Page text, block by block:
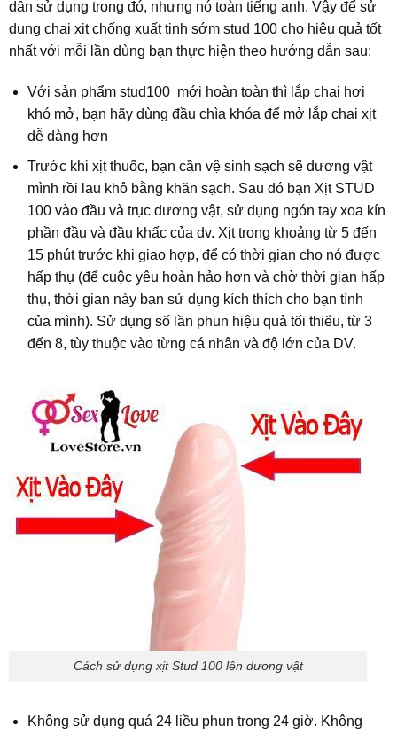
dẫn sử dụng trong đó, nhưng nó toàn tiếng anh. Vậy để sử
dụng chai xịt chống xuất tinh sớm stud 100 cho hiệu quả tốt
nhất với mỗi lần dùng bạn thực hiện theo hướng dẫn sau:
Với sản phẩm stud100 mới hoàn toàn thì lắp chai hơi
khó mở, bạn hãy dùng đầu chìa khóa để mở lắp chai xịt
dễ dàng hơn
Trước khi xịt thuốc, bạn cần vệ sinh sạch sẽ dương vật
mình rồi lau khô bằng khăn sạch. Sau đó bạn Xịt STUD
100 vào đầu và trục dương vật, sử dụng ngón tay xoa kín
phần đầu và đầu khấc của dv. Xịt trong khoảng từ 5 đến
15 phút trước khi giao hợp, để có thời gian cho nó được
hấp thụ (để cuộc yêu hoàn hảo hơn và chờ thời gian hấp
thụ, thời gian này bạn sử dụng kích thích cho bạn tình
của mình). Sử dụng số lần phun hiệu quả tối thiểu, từ 3
đến 8, tùy thuộc vào từng cá nhân và độ lớn của DV.
Cách sử dụng xịt Stud 100 lên dương vật
Không sử dụng quá 24 liều phun trong 24 giờ. Không